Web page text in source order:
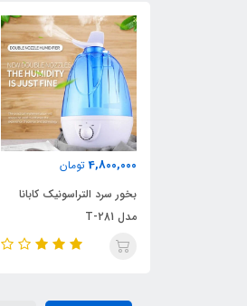
4,800,000 تومان
بخور سرد التراسونیک کابانا
مدل T-281